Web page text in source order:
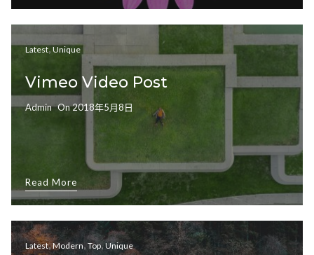
Latest,Unique
Vimeo Video Post
Admin On2018年5月8日
Read More
Latest,Modern, Top,Unique